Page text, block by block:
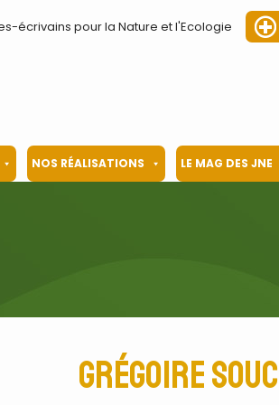
écrivains pour la Nature et l'Ecologie
NOS RÉALISATIONS LE MAG DES JNE
Grégoire